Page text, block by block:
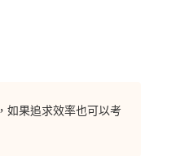
如果追求效率也可以考